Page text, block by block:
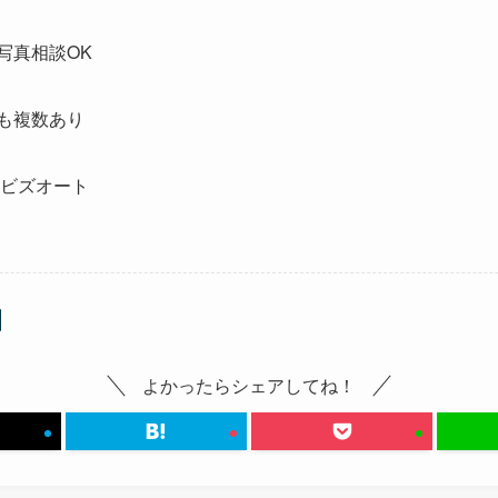
真相談OK
複数あり
ズオート
よかったらシェアしてね！